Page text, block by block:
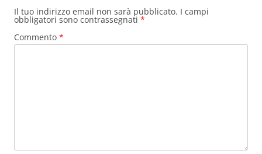
Il tuo indirizzo email non sarà pubblicato. I campi
obbligatori sono contrassegnati *
Commento *